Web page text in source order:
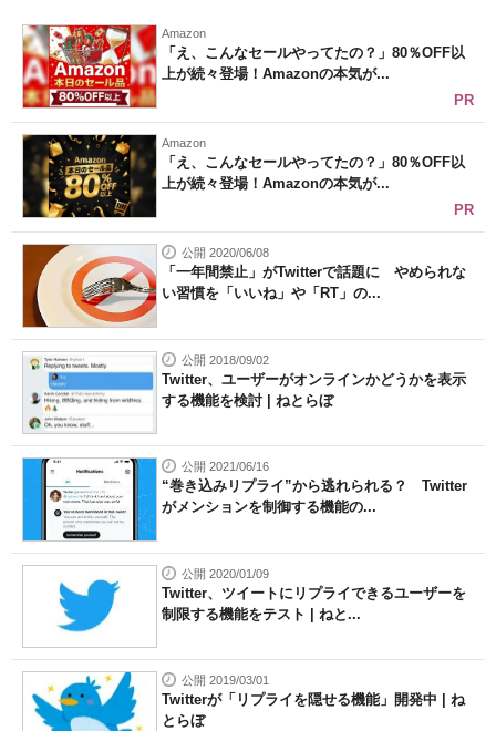
Amazon
「え、こんなセールやってたの？」80％OFF以
上が続々登場！Amazonの本気が...
PR
Amazon
「え、こんなセールやってたの？」80％OFF以
上が続々登場！Amazonの本気が...
PR
公開 2020/06/08
「一年間禁止」がTwitterで話題に やめられな
い習慣を「いいね」や「RT」の...
公開 2018/09/02
Twitter、ユーザーがオンラインかどうかを表示
する機能を検討 | ねとらぼ
公開 2021/06/16
“巻き込みリプライ”から逃れられる？ Twitter
がメンションを制御する機能の...
公開 2020/01/09
Twitter、ツイートにリプライできるユーザーを
制限する機能をテスト | ねと...
公開 2019/03/01
Twitterが「リプライを隠せる機能」開発中 | ね
とらぼ